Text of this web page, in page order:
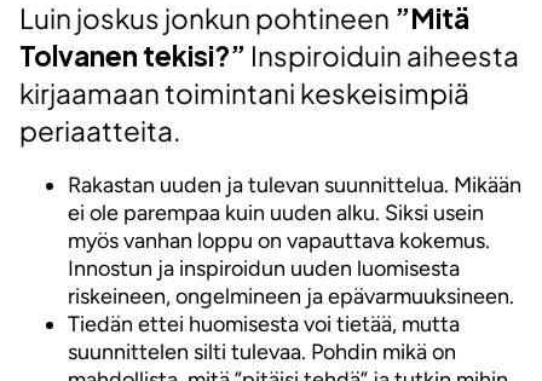
Luin joskus jonkun pohtineen ”Mitä
Tolvanen tekisi?” Inspiroiduin aiheesta
kirjaamaan toimintani keskeisimpiä
periaatteita.
Rakastan uuden ja tulevan suunnittelua. Mikään
ei ole parempaa kuin uuden alku. Siksi usein
myös vanhan loppu on vapauttava kokemus.
Innostun ja inspiroidun uuden luomisesta
riskeineen, ongelmineen ja epävarmuuksineen.
Tiedän ettei huomisesta voi tietää, mutta
suunnittelen silti tulevaa. Pohdin mikä on